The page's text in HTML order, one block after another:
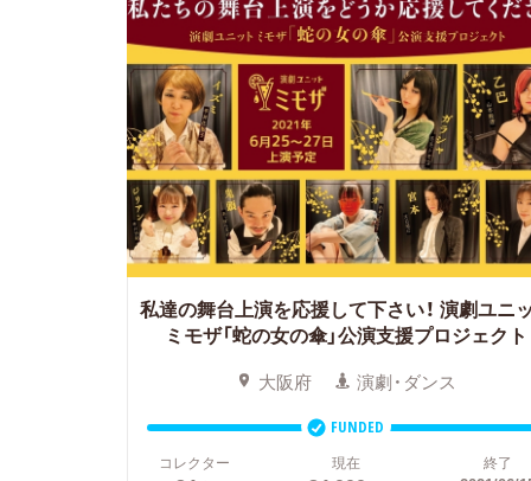
私達の舞台上演を応援して下さい！ 演劇ユニ
ミモザ「蛇の女の傘」公演支援プロジェクト
大阪府 演劇・ダンス
FUNDED
コレクター
現在 終了